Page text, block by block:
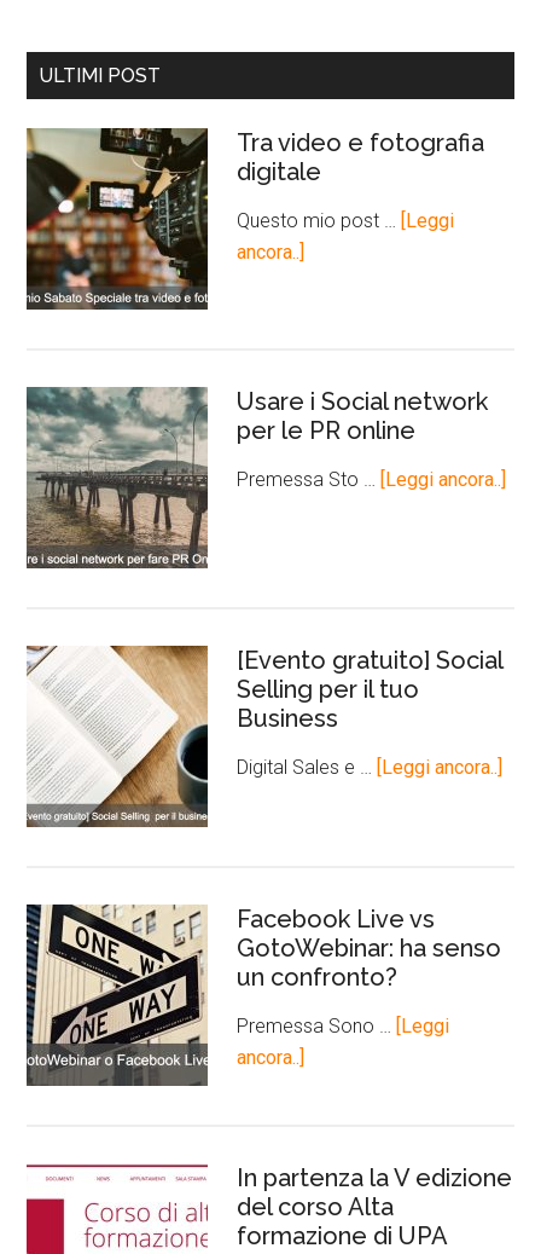
ULTIMI POST
Tra video e fotografia
digitale
Questo mio post … [Leggi
ancora..]
Usare i Social network
per le PR online
Premessa Sto … [Leggi ancora..]
[Evento gratuito] Social
Selling per il tuo
Business
Digital Sales e … [Leggi ancora..]
Facebook Live vs
GotoWebinar: ha senso
un confronto?
Premessa Sono … [Leggi
ancora..]
In partenza la V edizione
del corso Alta
formazione di UPA